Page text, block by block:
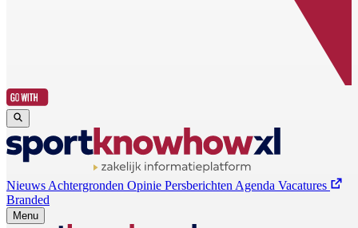
Nieuws Achtergronden Opinie Persberichten Agenda Vacatures
Branded
Menu